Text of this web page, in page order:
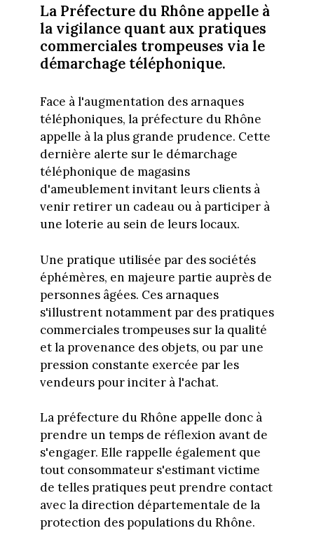
La Préfecture du Rhône appelle à
la vigilance quant aux pratiques
commerciales trompeuses via le
démarchage téléphonique.
Face à l'augmentation des arnaques
téléphoniques, la préfecture du Rhône
appelle à la plus grande prudence. Cette
dernière alerte sur le démarchage
téléphonique de magasins
d'ameublement invitant leurs clients à
venir retirer un cadeau ou à participer à
une loterie au sein de leurs locaux.
Une pratique utilisée par des sociétés
éphémères, en majeure partie auprès de
personnes âgées. Ces arnaques
s'illustrent notamment par des pratiques
commerciales trompeuses sur la qualité
et la provenance des objets, ou par une
pression constante exercée par les
vendeurs pour inciter à l'achat.
La préfecture du Rhône appelle donc à
prendre un temps de réflexion avant de
s'engager. Elle rappelle également que
tout consommateur s'estimant victime
de telles pratiques peut prendre contact
avec la direction départementale de la
protection des populations du Rhône.